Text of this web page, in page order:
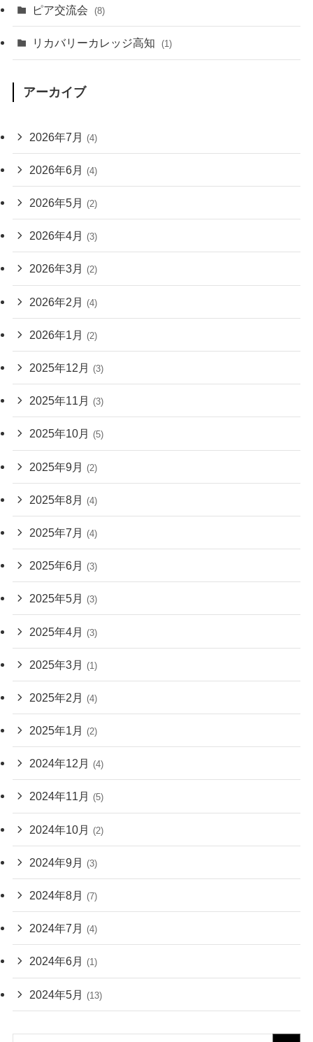
ピア交流会 (8)
リカバリーカレッジ高知 (1)
アーカイブ
2026年7月 (4)
2026年6月 (4)
2026年5月 (2)
2026年4月 (3)
2026年3月 (2)
2026年2月 (4)
2026年1月 (2)
2025年12月 (3)
2025年11月 (3)
2025年10月 (5)
2025年9月 (2)
2025年8月 (4)
2025年7月 (4)
2025年6月 (3)
2025年5月 (3)
2025年4月 (3)
2025年3月 (1)
2025年2月 (4)
2025年1月 (2)
2024年12月 (4)
2024年11月 (5)
2024年10月 (2)
2024年9月 (3)
2024年8月 (7)
2024年7月 (4)
2024年6月 (1)
2024年5月 (13)